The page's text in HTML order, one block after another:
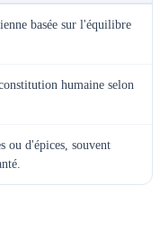
basée sur l'équilibre
humaine selon
ou d'épices, souvent